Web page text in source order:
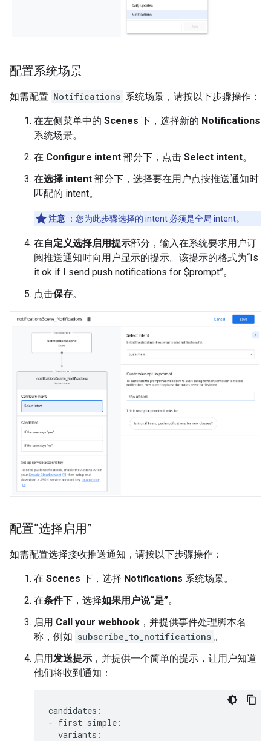
配置系统场景
如需配置 Notifications 系统场景，请按以下步骤操作：
在左侧菜单中的 Scenes 下，选择新的 Notifications
系统场景。
在 Configure intent 部分下，点击 Select intent。
在选择 intent 部分下，选择要在用户点按推送通知时
匹配的 intent。
注意 ：您为此步骤选择的 intent 必须是全局 intent。
在自定义选择启用提示部分，输入在系统要求用户订
阅推送通知时向用户显示的提示。该提示的格式为“Is
it ok if I send push notifications for $prompt”。
点击保存。
配置“选择启用”
如需配置选择接收推送通知，请按以下步骤操作：
在 Scenes 下，选择 Notifications 系统场景。
在条件下，选择如果用户说“是”。
启用 Call your webhook ，并提供事件处理脚本名
称，例如 subscribe_to_notifications 。
启用发送提示 ，并提供一个简单的提示，让用户知道
他们将收到通知：
candidates :
- first simple :
variants :